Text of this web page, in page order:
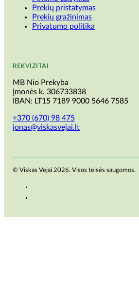
Prekių pristatymas
Prekių gražinimas
Privatumo politika
REKVIZITAI
MB Nio Prekyba
Įmonės k. 306733838
IBAN: LT15 7189 9000 5646 7585
+370 (670) 98 475
jonas@viskasvejai.lt
© Viskas Vejai 2026. Visos teisės saugomos.